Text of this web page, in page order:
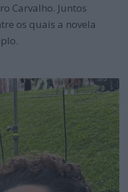
Carvalho. Juntos
os quais a novela